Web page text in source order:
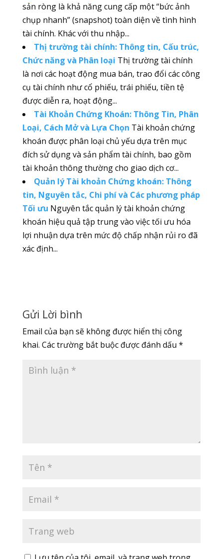
sản ròng là khả năng cung cấp một “bức ảnh
chụp nhanh” (snapshot) toàn diện về tình hình
tài chính. Khác với thu nhập...
Thị trường tài chính: Thông tin, Cấu trúc,
Chức năng và Phân loại Thị trường tài chính
là nơi các hoạt động mua bán, trao đổi các công
cụ tài chính như cổ phiếu, trái phiếu, tiền tệ
được diễn ra, hoạt động...
Tài Khoản Chứng Khoán: Thông Tin, Phân
Loại, Cách Mở và Lựa Chọn Tài khoản chứng
khoán được phân loại chủ yếu dựa trên mục
đích sử dụng và sản phẩm tài chính, bao gồm
tài khoản thông thường cho giao dịch cơ...
Quản lý Tài khoản Chứng khoán: Thông
tin, Nguyên tắc, Chi phí và Các phương pháp
Tối ưu Nguyên tắc quản lý tài khoản chứng
khoán hiệu quả tập trung vào việc tối ưu hóa
lợi nhuận dựa trên mức độ chấp nhận rủi ro đã
xác định...
Gửi Lời bình
Email của bạn sẽ không được hiển thị công
khai. Các trường bắt buộc được đánh dấu *